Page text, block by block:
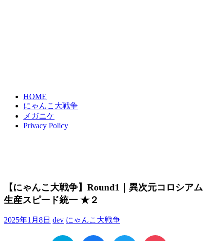
HOME
にゃんこ大戦争
メガニケ
Privacy Policy
【にゃんこ大戦争】Round1｜異次元コロシアム
生産スピード統一 ★２
2025年1月8日 dev にゃんこ大戦争